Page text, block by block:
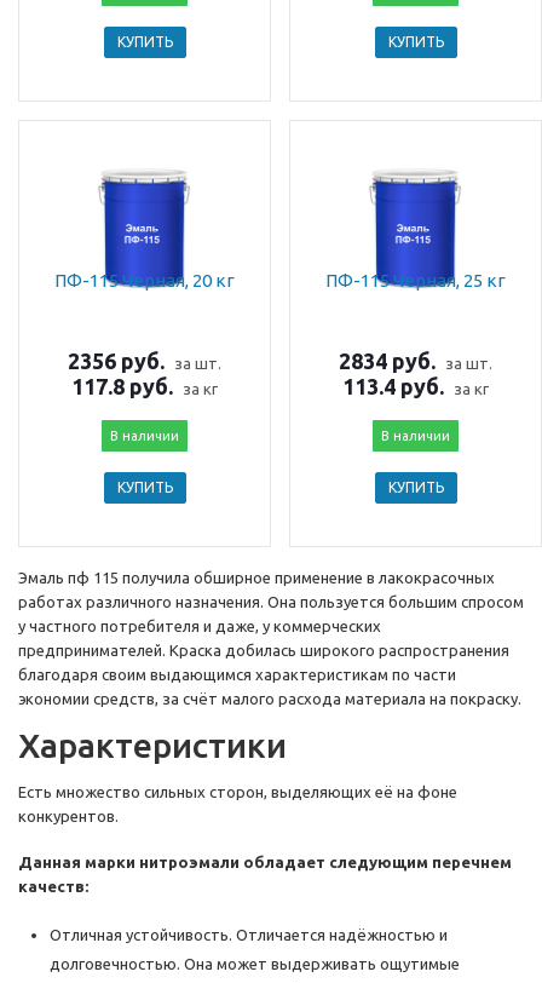
КУПИТЬ КУПИТЬ
ПФ-115 Черная, 20 кг
2356 руб. за шт.
117.8 руб. за кг
В наличии
КУПИТЬ
ПФ-115 Черная, 25 кг
2834 руб. за шт.
113.4 руб. за кг
В наличии
КУПИТЬ
Эмаль пф 115 получила обширное применение в лакокрасочных
работах различного назначения. Она пользуется большим спросом
у частного потребителя и даже, у коммерческих
предпринимателей. Краска добилась широкого распространения
благодаря своим выдающимся характеристикам по части
экономии средств, за счёт малого расхода материала на покраску.
Характеристики
Есть множество сильных сторон, выделяющих её на фоне
конкурентов.
Данная марки нитроэмали обладает следующим перечнем
качеств:
Отличная устойчивость. Отличается надёжностью и
долговечностью. Она может выдерживать ощутимые